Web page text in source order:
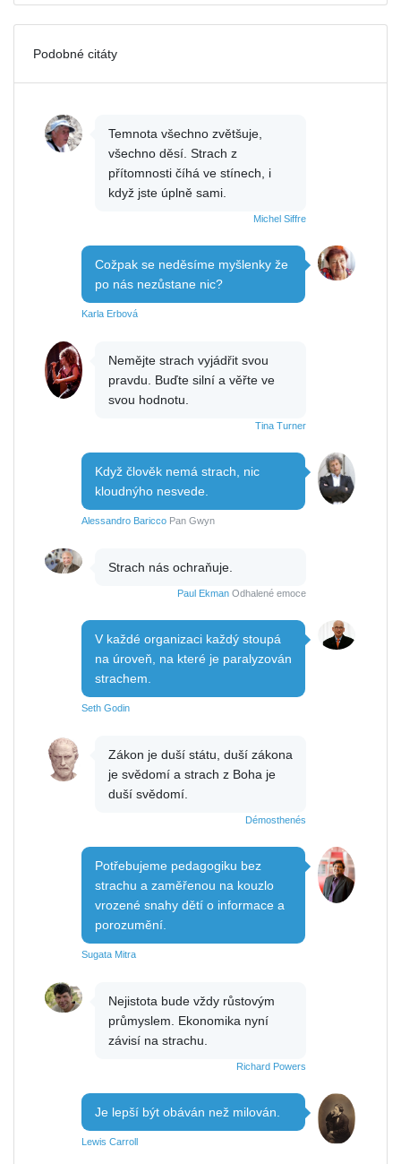
Podobné citáty
Temnota všechno zvětšuje,
všechno děsí. Strach z
přítomnosti číhá ve stínech, i
když jste úplně sami.
Michel Siffre
Cožpak se neděsíme myšlenky že
po nás nezůstane nic?
Karla Erbová
Nemějte strach vyjádřit svou
pravdu. Buďte silní a věřte ve
svou hodnotu.
Tina Turner
Když člověk nemá strach, nic
kloudnýho nesvede.
Alessandro Baricco Pan Gwyn
Strach nás ochraňuje.
Paul Ekman Odhalené emoce
V každé organizaci každý stoupá
na úroveň, na které je paralyzován
strachem.
Seth Godin
Zákon je duší státu, duší zákona
je svědomí a strach z Boha je
duší svědomí.
Démosthenés
Potřebujeme pedagogiku bez
strachu a zaměřenou na kouzlo
vrozené snahy dětí o informace a
porozumění.
Sugata Mitra
Nejistota bude vždy růstovým
průmyslem. Ekonomika nyní
závisí na strachu.
Richard Powers
Je lepší být obáván než milován.
Lewis Carroll